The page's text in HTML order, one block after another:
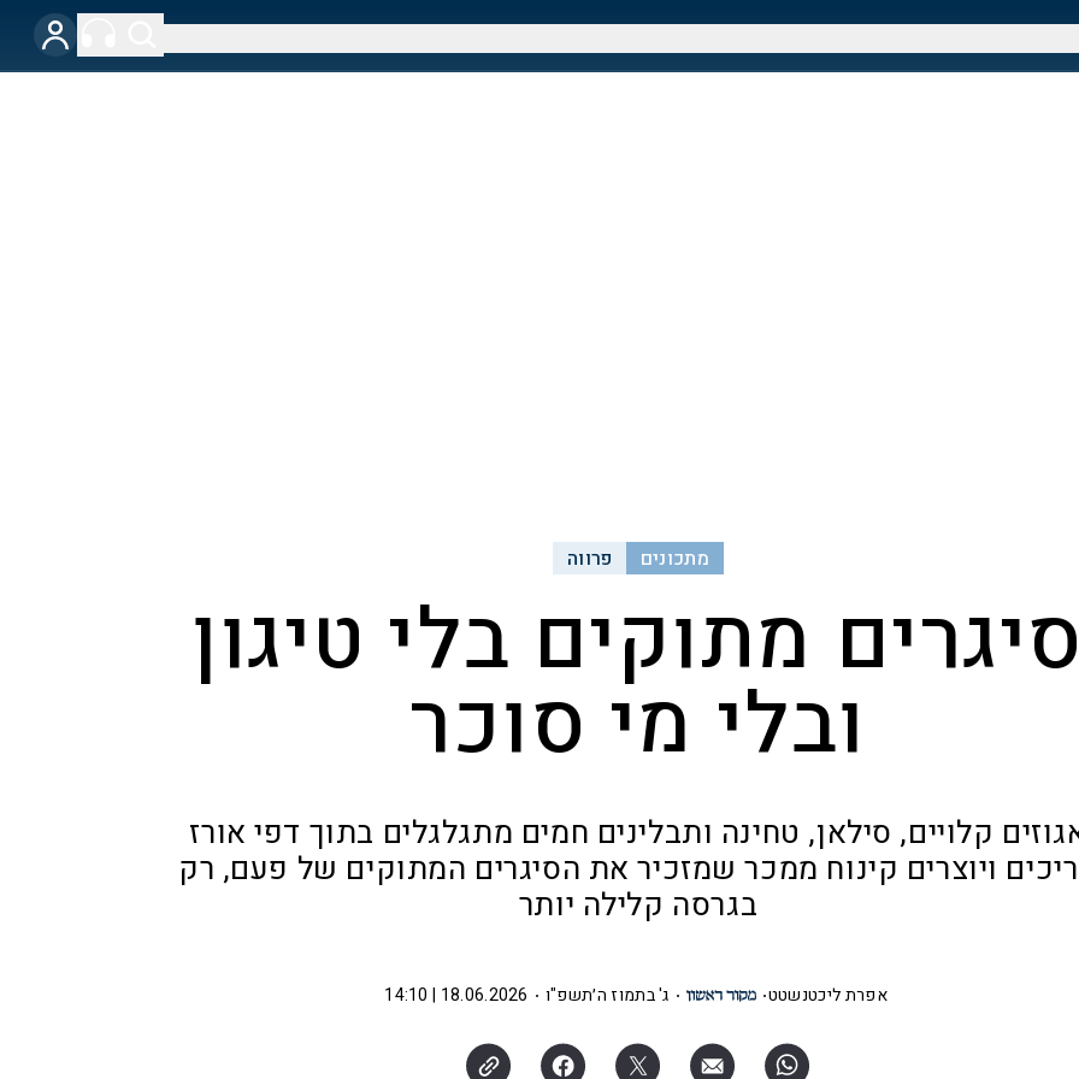
מתכונים פרווה
סיגרים מתוקים בלי טיגון
ובלי מי סוכר
קלויים, סילאן, טחינה ותבלינים חמים מתגלגלים בתוך דפי אורז
ויוצרים קינוח ממכר שמזכיר את הסיגרים המתוקים של פעם, רק
בגרסה קלילה יותר
אפרת ליכטנשטט ג' בתמוז ה׳תשפ"ו 18.06.2026 | 14:10